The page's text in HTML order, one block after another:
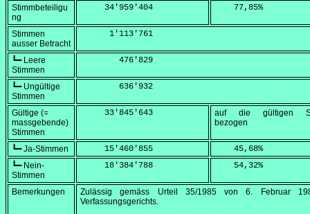
Stimmbeteiligu
ng
     34'959'404
    77,85
%
Stimmen
ausser Betracht
      1'113'761
┗━ Leere
Stimmen
        476'829
┗━ Ungültige
Stimmen
        636'932
Gültige (=
massgebende)
Stimmen
     33'845'643
auf die gültigen
bezogen
┗━ Ja-Stimmen
     15'460'855
    45,68
%
┗━ Nein-
Stimmen
     18'384'788
    54,32
%
Bemerkungen Zulässig gemäss Urteil 35/1985 von6. Februar
Verfassungsgerichts.